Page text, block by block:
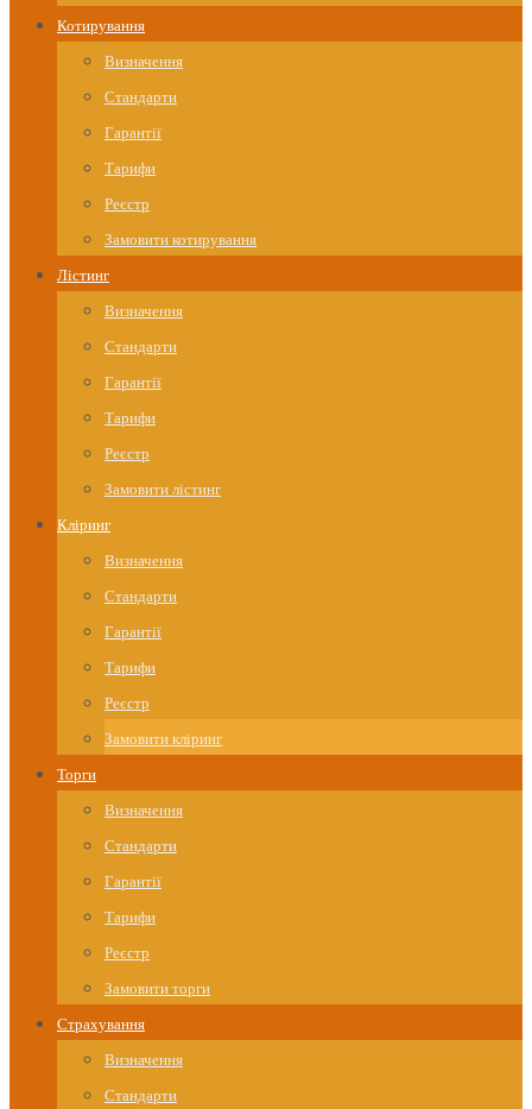
Котирування
Визначення
Стандарти
Гарантії
Тарифи
Реєстр
Замовити котирування
Лістинг
Визначення
Стандарти
Гарантії
Тарифи
Реєстр
Замовити лістинг
Кліринг
Визначення
Стандарти
Гарантії
Тарифи
Реєстр
Замовити кліринг
Торги
Визначення
Стандарти
Гарантії
Тарифи
Реєстр
Замовити торги
Страхування
Визначення
Стандарти